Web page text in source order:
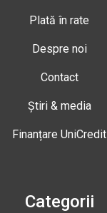
Plată în rate
Despre noi
Contact
Știri & media
Finanțare UniCredit
Categorii